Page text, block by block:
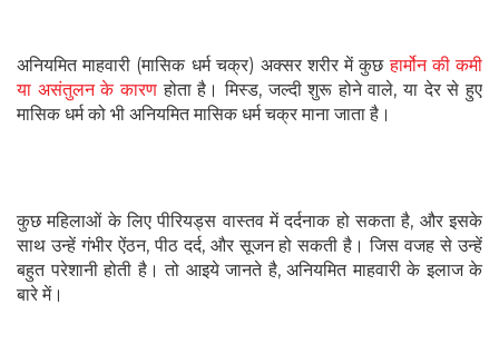
अनियमित माहवारी (मासिक धर्म चक्र) अक्सर शरीर में कुछहार्मोन की कमी
या असंतुलन के कारणहोता है। मिस्ड, जल्दी शुरू होने वाले, या देर से हुए
मासिक धर्म को भी अनियमित मासिक धर्म चक्र माना जाता है।
कुछ महिलाओं के लिए पीरियड्स वास्तव में दर्दनाक हो सकता है, और इसके
साथ उन्हें गंभीर ऐंठन, पीठ दर्द, और सूजन हो सकती है। जिस वजह से उन्हें
बहुत परेशानी होती है। तो आइये जानते है, अनियमित माहवारी के इलाज के
बारे में।